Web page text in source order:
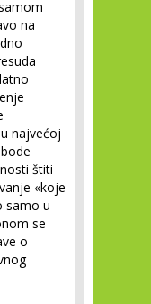
na
najvećoj
štiti
«koje
samo u
se
o